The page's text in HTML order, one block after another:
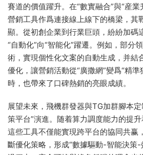
賽道的價值躍升。在“數實融合”與“産
營銷工具作爲連接線上線下的橋梁，其
顯。從初創企業到行業巨頭，紛紛加碼
“自動化”向“智能化”躍遷。例如，部分
術，實現個性化文案的自動生成，并結
優化，讓營銷活動從“廣撒網”變爲“精
時，也帶來了口碑熱銷的亮眼成績。
展望未來，飛機群發器與TG加群腳本
策平台”演進。随着算力調度能力的提
這些工具不僅能實現跨平台的協同共赢
斷優化策略，形成“數據驅動-智能決策